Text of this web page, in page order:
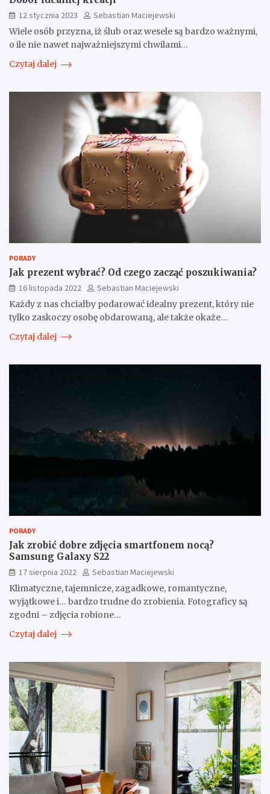
12 stycznia 2023
Sebastian Maciejewski
Wiele osób przyzna, iż ślub oraz wesele są bardzo ważnymi,
o ile nie nawet najważniejszymi chwilami…
Czytaj dalej
PORADY
Jak prezent wybrać? Od czego zacząć poszukiwania?
16 listopada 2022
Sebastian Maciejewski
Każdy z nas chciałby podarować idealny prezent, który nie
tylko zaskoczy osobę obdarowaną, ale także okaże…
Czytaj dalej
PORADY
Jak zrobić dobre zdjęcia smartfonem nocą?
Samsung Galaxy S22
17 sierpnia 2022
Sebastian Maciejewski
Klimatyczne, tajemnicze, zagadkowe, romantyczne,
wyjątkowe i… bardzo trudne do zrobienia. Fotograficy są
zgodni – zdjęcia robione…
Czytaj dalej